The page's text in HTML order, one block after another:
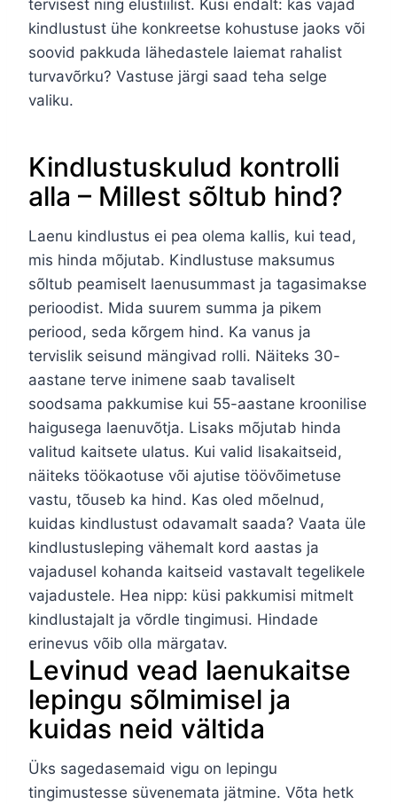
tervisest ning elustiilist. Küsi endalt: kas vajad
kindlustust ühe konkreetse kohustuse jaoks või
soovid pakkuda lähedastele laiemat rahalist
turvavõrku? Vastuse järgi saad teha selge
valiku.
Kindlustuskulud kontrolli
alla – Millest sõltub hind?
Laenu kindlustus ei pea olema kallis, kui tead,
mis hinda mõjutab. Kindlustuse maksumus
sõltub peamiselt laenusummast ja tagasimakse
perioodist. Mida suurem summa ja pikem
periood, seda kõrgem hind. Ka vanus ja
tervislik seisund mängivad rolli. Näiteks 30-
aastane terve inimene saab tavaliselt
soodsama pakkumise kui 55-aastane kroonilise
haigusega laenuvõtja. Lisaks mõjutab hinda
valitud kaitsete ulatus. Kui valid lisakaitseid,
näiteks töökaotuse või ajutise töövõimetuse
vastu, tõuseb ka hind. Kas oled mõelnud,
kuidas kindlustust odavamalt saada? Vaata üle
kindlustusleping vähemalt kord aastas ja
vajadusel kohanda kaitseid vastavalt tegelikele
vajadustele. Hea nipp: küsi pakkumisi mitmelt
kindlustajalt ja võrdle tingimusi. Hindade
erinevus võib olla märgatav.
Levinud vead laenukaitse
lepingu sõlmimisel ja
kuidas neid vältida
Üks sagedasemaid vigu on lepingu
tingimustesse süvenemata jätmine. Võta hetk